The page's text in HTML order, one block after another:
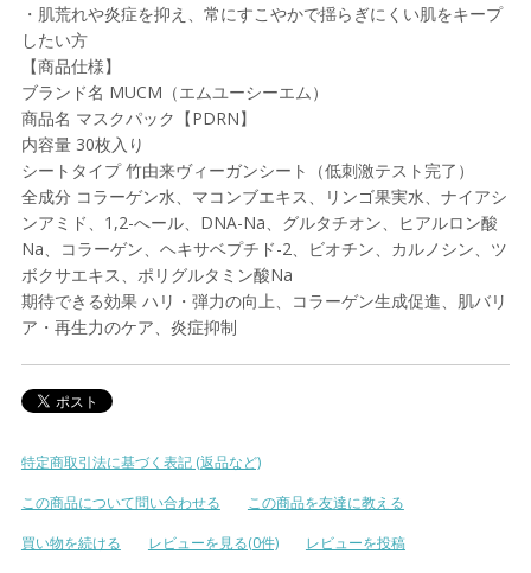
・肌荒れや炎症を抑え、常にすこやかで揺らぎにくい肌をキープ
したい方
【商品仕様】
ブランド名 MUCM（エムユーシーエム）
商品名 マスクパック【PDRN】
内容量 30枚入り
シートタイプ 竹由来ヴィーガンシート（低刺激テスト完了）
全成分 コラーゲン水、マコンブエキス、リンゴ果実水、ナイアシ
ンアミド、1,2-へール、DNA-Na、グルタチオン、ヒアルロン酸
Na、コラーゲン、ヘキサベプチド-2、ビオチン、カルノシン、ツ
ボクサエキス、ポリグルタミン酸Na
期待できる効果 ハリ・弾力の向上、コラーゲン生成促進、肌バリ
ア・再生力のケア、炎症抑制
特定商取引法に基づく表記 (返品など)
この商品について問い合わせる
この商品を友達に教える
買い物を続ける
レビューを見る(0件) レビューを投稿